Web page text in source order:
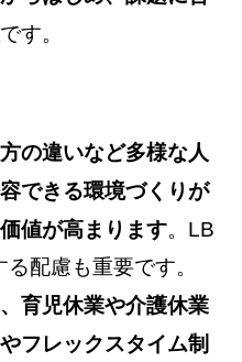
です。
の違いなど多様な人
できる環境づくりが
値が高まります。LB
配慮も重要です。
育児休業や介護休業
フレックスタイム制